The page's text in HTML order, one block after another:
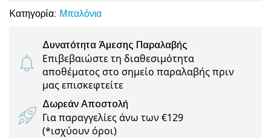
Κατηγορία: Μπαλόνια
Δυνατότητα Άμεσης Παραλαβής
Επιβεβαιώστε τη διαθεσιμότητα
αποθέματος στο σημείο παραλαβής πριν
μας επισκεφτείτε
Δωρεάν Αποστολή
Για παραγγελίες άνω των €129
(*ισχύουν όροι)